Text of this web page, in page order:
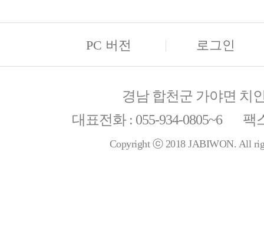
PC 버전 로그인
경남 합천군 가야면 치
대표전화 : 055-934-0805~6 팩
Copyright ⓒ 2018 JABIWON. All